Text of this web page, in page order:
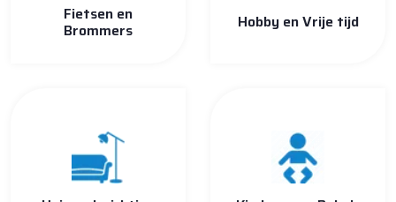
Fietsen en
Brommers Hobby en Vrije tijd